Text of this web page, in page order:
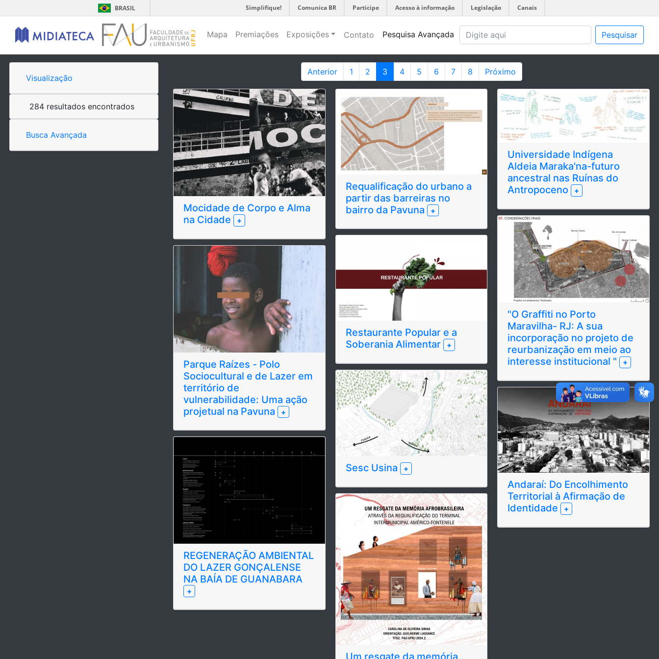
BRASIL Simplifique! Comunica BR Participe Acesso à informação Legislação Canais
Mapa Premiações Exposições Contato Pesquisa Avançada Pesquisar
Visualização
284 resultados encontrados
Busca Avançada
Anterior 1 2 3 4 5 6 7 8 Próximo
Mocidade de Corpo e Alma
na Cidade
+
Parque Raízes - Polo
Sociocultural e de Lazer em
território de
vulnerabilidade: Uma ação
projetual na Pavuna
+
REGENERAÇÃO AMBIENTAL
DO LAZER GONÇALENSE
NA BAÍA DE GUANABARA
+
Requalificação do urbano a
partir das barreiras no
bairro da Pavuna
+
Restaurante Popular e a
Soberania Alimentar
+
Sesc Usina +
Universidade Indígena
Aldeia Maraka'na-futuro
ancestral nas Ruínas do
Antropoceno +
"O Graffiti no Porto
Maravilha- RJ: A sua
incorporação no projeto de
reurbanização em meio ao
interesse institucional " +
Andaraí: Do Encolhimento
Territorial à Afirmação de
Identidade +